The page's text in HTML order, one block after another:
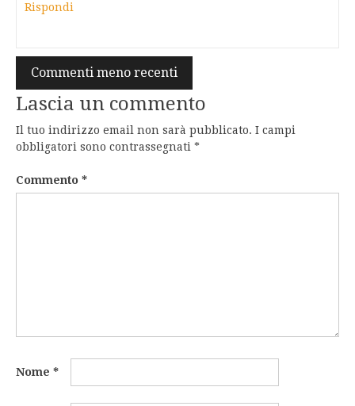
Rispondi
Navigazione
commenti
Commenti meno recenti
Lascia un commento
Il tuo indirizzo email non sarà pubblicato. I campi
obbligatori sono contrassegnati *
Commento *
Nome *